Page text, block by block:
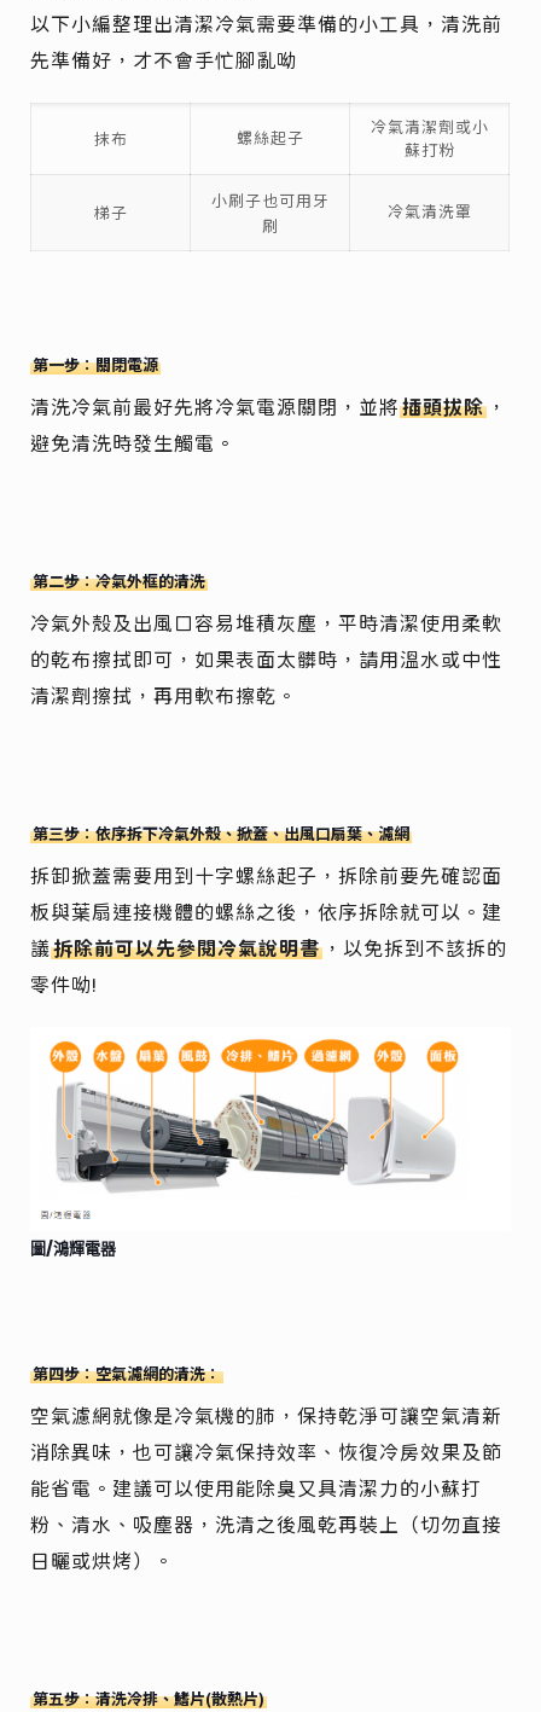
以下小編整理出清潔冷氣需要準備的小工具，清洗前
先準備好，才不會手忙腳亂呦
抹布 螺絲起子
冷氣清潔劑或小
蘇打粉
梯子
小刷子也可用牙
刷
冷氣清洗罩
第一步：關閉電源
清洗冷氣前最好先將冷氣電源關閉，並將插頭拔除 ，
避免清洗時發生觸電。
第二步：冷氣外框的清洗
冷氣外殼及出風口容易堆積灰塵，平時清潔使用柔軟
的乾布擦拭即可，如果表面太髒時，請用溫水或中性
清潔劑擦拭，再用軟布擦乾。
第三步：依序拆下冷氣外殼、掀蓋、出風口扇葉、濾網
拆卸掀蓋需要用到十字螺絲起子，拆除前要先確認面
板與葉扇連接機體的螺絲之後，依序拆除就可以。建
議拆除前可以先參閱冷氣說明書 ，以免拆到不該拆的
零件呦!
圖/鴻輝電器
第四步：空氣濾網的清洗：
空氣濾網就像是冷氣機的肺，保持乾淨可讓空氣清新
消除異味，也可讓冷氣保持效率、恢復冷房效果及節
能省電。建議可以使用能除臭又具清潔力的小蘇打
粉、清水、吸塵器，洗清之後風乾再裝上（切勿直接
日曬或烘烤）。
第五步：清洗冷排、鰭片(散熱片)